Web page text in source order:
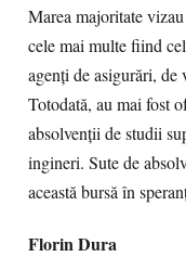
Marea majoritate
cele mai multe fiind
agenţi de asigurări,
Totodată, au mai fost
absolvenţii de studii
ingineri. Sute de
această bursă în
Florin Dura